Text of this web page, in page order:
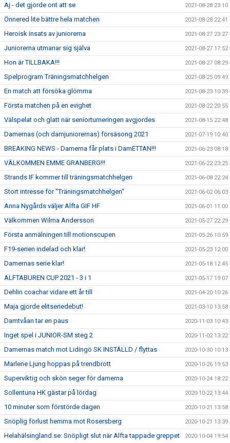
Aj - det gjorde ont att se 2021-08-28 23:10
Önnered lite bättre hela matchen 2021-08-28 22:41
Heroisk insats av juniorerna 2021-08-27 23:27
Juniorerna utmanar sig själva 2021-08-27 17:52
Hon är TILLBAKA!!! 2021-08-27 08:29
Spelprogram Träningsmatchhelgen 2021-08-25 09:49
En match att försöka glömma 2021-08-23 10:39
Första matchen på en evighet 2021-08-22 20:55
Välspelat och glatt när seniorturneringen avgjordes 2021-08-15 22:48
Damernas (och damjuniorernas) försäsong 2021 2021-07-19 10:40
BREAKING NEWS - Damerna får plats i DamETTAN!!! 2021-06-23 08:18
VÄLKOMMEN EMME GRANBERG!!! 2021-06-22 23:25
Strands IF kommer till träningsmatchhelgen 2021-06-08 22:24
Stort intresse för "Träningsmatchhelgen" 2021-06-02 06:03
Anna Nygårds väljer Alfta GIF HF 2021-06-01 11:00
Välkommen Wilma Andersson 2021-05-27 22:29
Första anmälningen till motionscupen 2021-05-26 10:59
F19-serien indelad och klar! 2021-05-23 12:00
Damernas serie klar! 2021-05-18 12:45
ALFTABUREN CUP 2021 - 3 i 1 2021-05-17 19:07
Dehlin coachar vidare ett år till 2021-04-20 10:26
Maja gjorde elitseriedebut! 2021-03-10 13:58
Damtvåan tar en paus 2020-11-03 10:43
Inget spel i JUNIOR-SM steg 2 2020-11-02 13:22
Damernas match mot Lidingö SK INSTÄLLD / flyttas 2020-10-30 10:13
Marlene Ljung hoppas på trendbrott 2020-10-26 19:53
Superviktig och skön seger för damerna 2020-10-24 18:22
Sollentuna HK gästar på lördag 2020-10-22 13:44
10 minuter som förstörde dagen 2020-10-21 13:58
Snöplig förlust hemma mot Rosersberg 2020-10-21 13:39
Helahälsingland.se: Snöpligt slut när Alfta tappade greppet 2020-10-04 19:54